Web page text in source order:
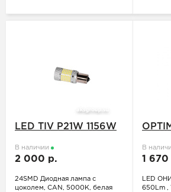
LED TIV P21W 1156W
В наличии
2 000 р.
24SMD Диодная лампа с
цоколем, CAN, 5000K, белая
В
1 670
LED
650Lm ,